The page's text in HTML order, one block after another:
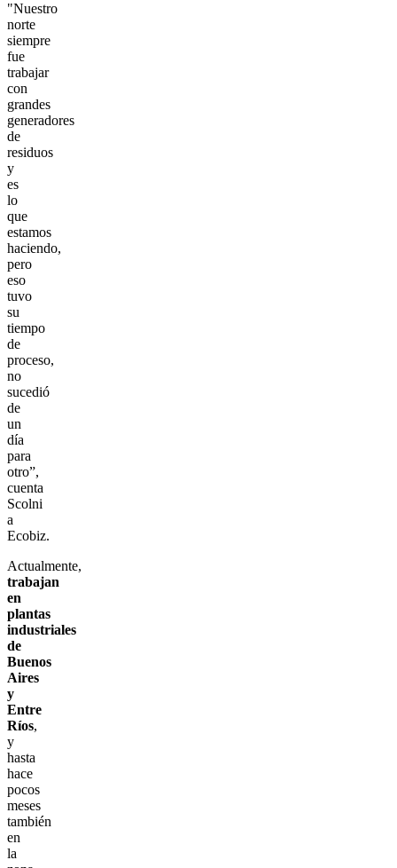
"Nuestro
norte
siempre
fue
trabajar
con
grandes
generadores
de
residuos
y
es
lo
que
estamos
haciendo,
pero
eso
tuvo
su
tiempo
de
proceso,
no
sucedió
de
un
día
para
otro”,
cuenta
Scolni
a
Ecobiz.
Actualmente,
trabajan
en
plantas
industriales
de
Buenos
Aires
y
Entre
Ríos,
y
hasta
hace
pocos
meses
también
en
la